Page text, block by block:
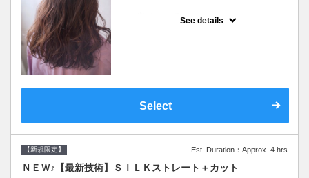
See details
Select
【新規限定】 Est. Duration：Approx. 4 hrs
ＮＥＷ♪【最新技術】ＳＩＬＫストレート＋カット